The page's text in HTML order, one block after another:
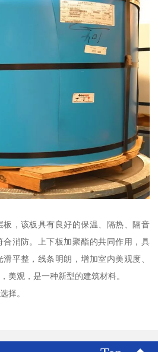
，该板具有良好的保温、隔热、隔音
消防。上下板加聚酯的共同作用，具
平整，线条明朗，增加室内美观度、
美观，是一种新型的建筑材料。
择。